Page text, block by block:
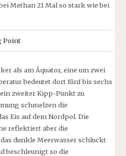
Methan 21 Mal so stark wie bei
als am Äquator, eine um zwei
bedeutet dort fünf bis sechs
zweiter Kipp-Punkt zu
schmelzen die
Eis auf dem Nordpol. Die
reflektiert aber die
dunkle Meerwasser schluckt
beschleunigt so die